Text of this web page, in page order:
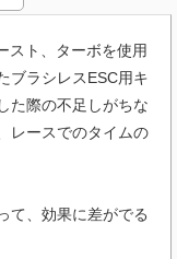
スト、ターボを使用
ブラシレスESC用キ
た際の不足しがちな
レースでのタイムの
て、効果に差がでる